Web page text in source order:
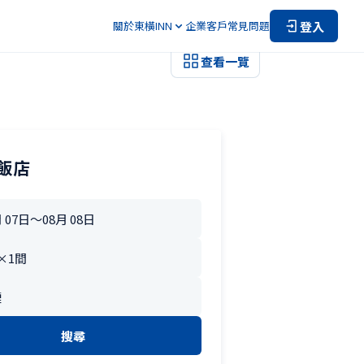
關於東橫INN 企業客戶常見問題 登入
查看一覽
店
搜尋